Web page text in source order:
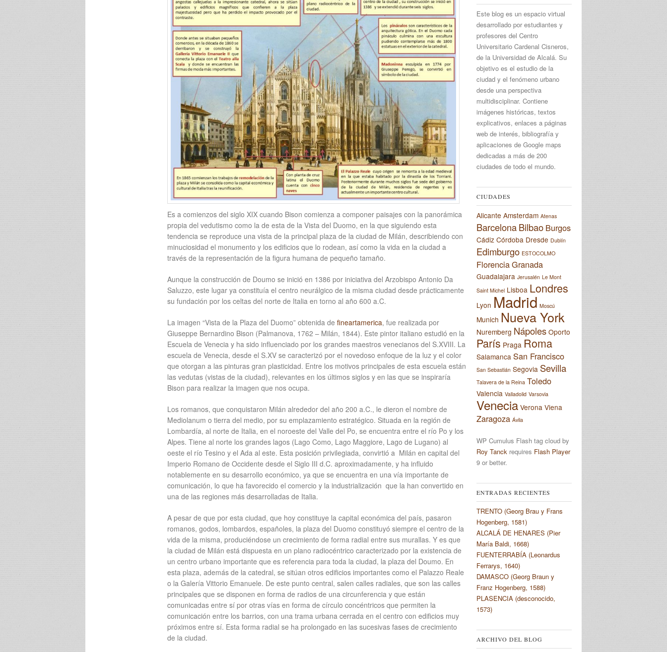
Es a comienzos del siglo XIX cuando Bison comienza a componer paisajes con la panorámica
propia del vedutismo como la de esta de la Vista del Duomo, en la que siguiendo esta
tendencia se reproduce una vista de la principal plaza de la ciudad de Milán, describiendo con
minuciosidad el monumento y los edificios que lo rodean, así como la vida en la ciudad a
través de la representación de la figura humana de pequeño tamaño.
Aunque la construcción de Doumo se inició en 1386 por iniciativa del Arzobispo Antonio Da
Saluzzo, este lugar ya constituía el centro neurálgico de la misma ciudad desde prácticamente
su fundación por los celtas del norte de Italia en torno al año 600 a.C.
La imagen “Vista de la Plaza del Duomo” obtenida de fineartamerica, fue realizada por
Giuseppe Bernardino Bison (Palmanova, 1762 – Milán, 1844). Este pintor italiano estudió en la
Escuela de Venecia y ha sido influenciado por los grandes maestros venecianos del S.XVIII. La
escuela de Venecia, desde el S.XV se caracterizó por el novedoso enfoque de la luz y el color
que otorgan a las pinturas gran plasticidad. Entre los motivos principales de esta escuela están
las vedutas (vistas de la ciudad), relevantes en los últimos siglos y en las que se inspiraría
Bison para realizar la imagen que nos ocupa.
Los romanos, que conquistaron Milán alrededor del año 200 a.C., le dieron el nombre de
Mediolanum o tierra del medio, por su emplazamiento estratégico. Situada en la región de
Lombardía, al norte de Italia, en el noroeste del Valle del Po, se encuentra entre el río Po y los
Alpes. Tiene al norte los grandes lagos (Lago Como, Lago Maggiore, Lago de Lugano) al
oeste el río Tesino y el Ada al este. Esta posición privilegiada, convirtió a Milán en capital del
Imperio Romano de Occidente desde el Siglo III d.C. aproximadamente, y ha influido
notablemente en su desarrollo económico, ya que se encuentra en una vía importante de
comunicación, lo que ha favorecido el comercio y la industrialización que la han convertido en
una de las regiones más desarrolladas de Italia.
A pesar de que por esta ciudad, que hoy constituye la capital económica del país, pasaron
romanos, godos, lombardos, españoles, la plaza del Duomo constituyó siempre el centro de la
vida de la misma, produciéndose un crecimiento de forma radial entre sus murallas. Y es que
la ciudad de Milán está dispuesta en un plano radiocéntrico caracterizado por la existencia de
un centro urbano importante que es referencia para toda la ciudad, la plaza del Doumo. En
esta plaza, además de la catedral, se sitúan otros edificios importantes como el Palazzo Reale
o la Galería Vittorio Emanuele. De este punto central, salen calles radiales, que son las calles
principales que se disponen en forma de radios de una circunferencia y que están
comunicadas entre sí por otras vías en forma de círculo concéntricos que permiten la
comunicación entre los barrios, con una trama urbana cerrada en el centro con edificios muy
próximos entre sí. Esta forma radial se ha prolongado en las sucesivas fases de crecimiento
de la ciudad.
Este blog es un espacio virtual
desarrollado por estudiantes y
profesores del Centro
Universitario Cardenal Cisneros,
de la Universidad de Alcalá. Su
objetivo es el estudio de la
ciudad y el fenómeno urbano
desde una perspectiva
multidisciplinar. Contiene
imágenes históricas, textos
explicativos, enlaces a páginas
web de interés, bibliografía y
aplicaciones de Google maps
dedicadas a más de 200
ciudades de todo el mundo.
CIUDADES
Alicante Amsterdam Atenas
BarcelonaBilbao Burgos
Cádiz Córdoba Dresde Dublín
Edimburgo ESTOCOLMO
FlorenciaGranada
Guadalajara Jerusalén Le Mont
Saint Michel Lisboa Londres
Lyon Madrid Moscú
Munich Nueva York
Nuremberg Nápoles Oporto
París Praga Roma
Salamanca San Francisco
San Sebastián Segovia Sevilla
Talavera de la Reina Toledo
Valencia Valladolid Varsovia
Venecia Verona Viena
Zaragoza Ávila
WP Cumulus Flash tag cloud by
Roy Tanck requires Flash Player
9 or better.
ENTRADAS RECIENTES
TRENTO (Georg Brau y Frans
Hogenberg, 1581)
ALCALÁ DE HENARES (Pier
María Baldi, 1668)
FUENTERRABÍA (Leonardus
Ferrarys, 1640)
DAMASCO (Georg Braun y
Franz Hogenberg, 1588)
PLASENCIA (desconocido,
1573)
ARCHIVO DEL BLOG